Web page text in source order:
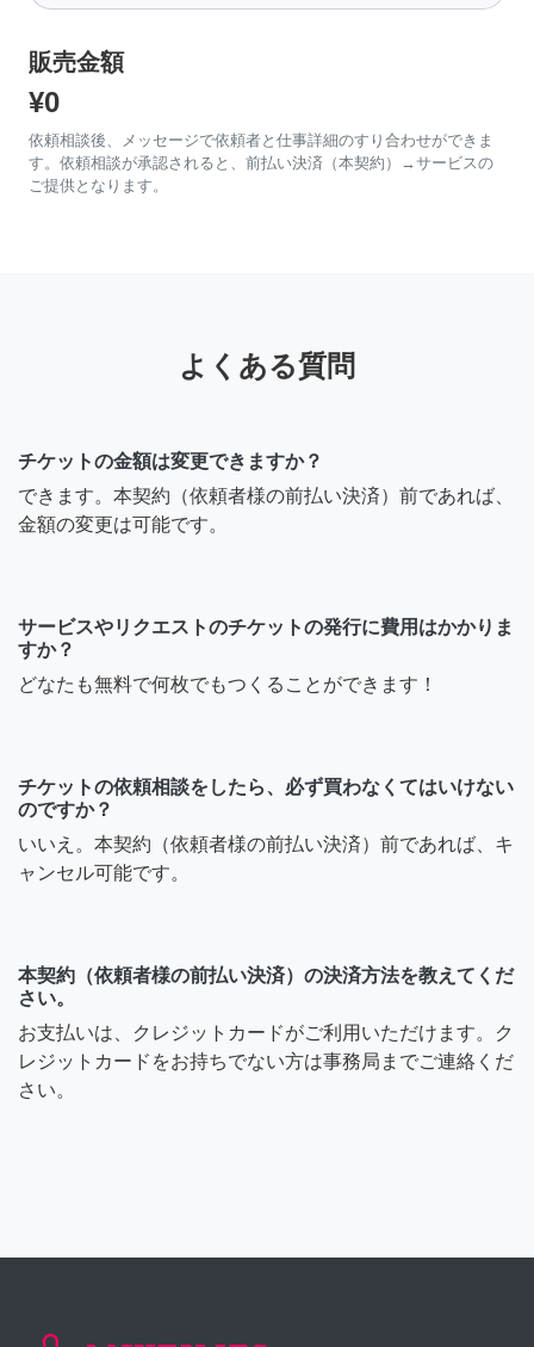
販売金額
¥0
依頼相談後、メッセージで依頼者と仕事詳細のすり合わせができま
す。依頼相談が承認されると、前払い決済（本契約）→サービスの
ご提供となります。
よくある質問
チケットの金額は変更できますか？
できます。本契約（依頼者様の前払い決済）前であれば、
金額の変更は可能です。
サービスやリクエストのチケットの発行に費用はかかりま
すか？
どなたも無料で何枚でもつくることができます！
チケットの依頼相談をしたら、必ず買わなくてはいけない
のですか？
いいえ。本契約（依頼者様の前払い決済）前であれば、キ
ャンセル可能です。
本契約（依頼者様の前払い決済）の決済方法を教えてくだ
さい。
お支払いは、クレジットカードがご利用いただけます。ク
レジットカードをお持ちでない方は事務局までご連絡くだ
さい。